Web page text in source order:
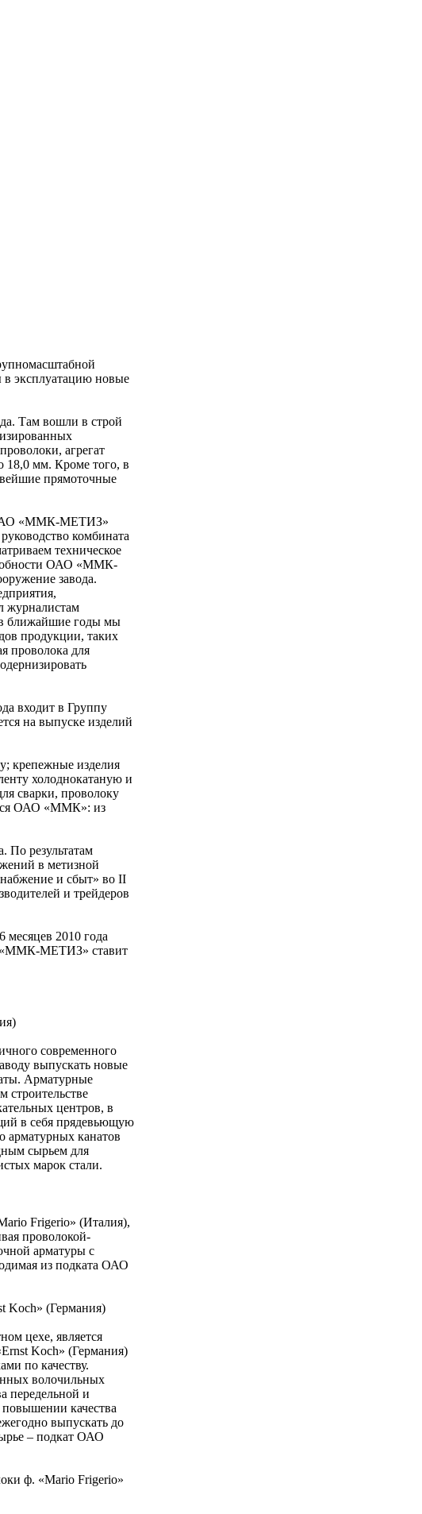
в эксплуатацию новые
Там вошли в строй
агрегат
18,0 мм. Кроме того, в
прямоточные
ОАО «ММК-МЕТИЗ»
комбината
техническое
ОАО «ММК-
завода.
журналистам
ближайшие годы мы
продукции, таких
проволока для
входит в Группу
на выпуске изделий
крепежные изделия
холоднокатаную и
сварки, проволоку
ОАО «ММК»: из
результатам
в метизной
и сбыт» во II
и трейдеров
2010 года
«ММК-МЕТИЗ» ставит
современного
выпускать новые
Арматурные
строительстве
центров, в
в себя прядевьющую
арматурных канатов
сырьем для
марок стали.
Frigerio» (Италия),
проволокой-
арматуры с
из подката ОАО
Koch» (Германия)
цехе, является
Koch» (Германия)
по качеству.
волочильных
передельной и
качества
выпускать до
– подкат ОАО
ф. «Mario Frigerio»